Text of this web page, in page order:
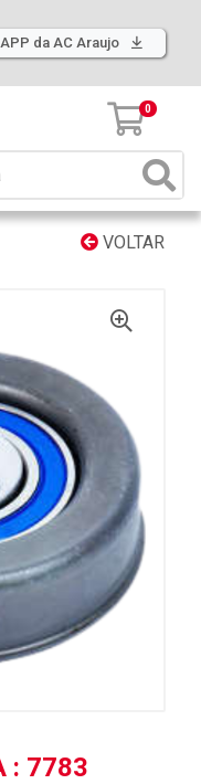
da AC Araujo
0
VOLTAR
: 7783